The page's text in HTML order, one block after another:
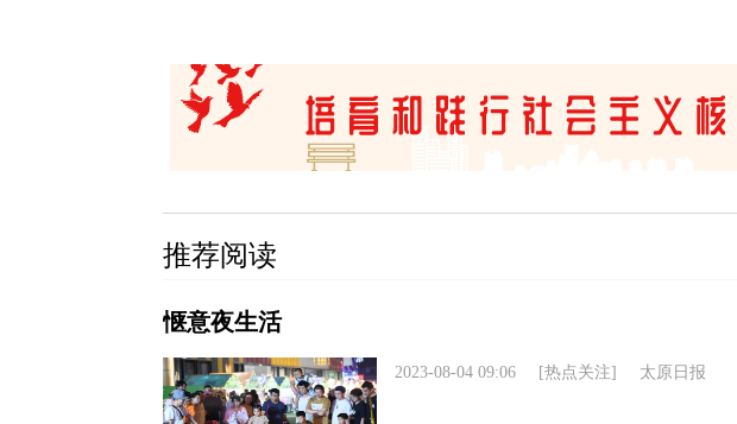
推荐阅读
惬意夜生活
2023-08-04 09:06 [热点关注] 太原日报